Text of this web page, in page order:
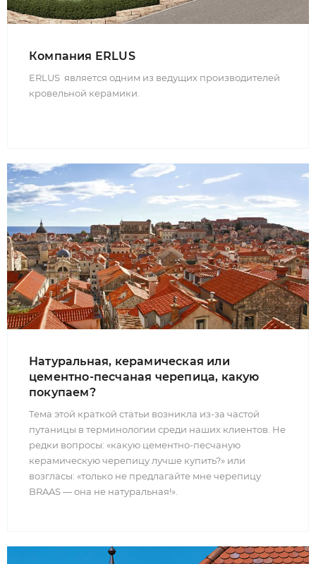
Компания ERLUS
ERLUS является одним из ведущих производителей
кровельной керамики.
Натуральная, керамическая или
цементно-песчаная черепица, какую
покупаем?
Тема этой краткой статьи возникла из-за частой
путаницы в терминологии среди наших клиентов. Не
редки вопросы: «какую цементно-песчаную
керамическую черепицу лучше купить?» или
возгласы: «только не предлагайте мне черепицу
BRAAS — она не натуральная!».